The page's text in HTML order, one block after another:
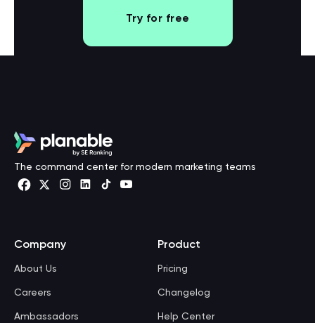
Try for free
The command center for modern marketing teams
Company
About Us
Careers
Ambassadors
Product
Pricing
Changelog
Help Center